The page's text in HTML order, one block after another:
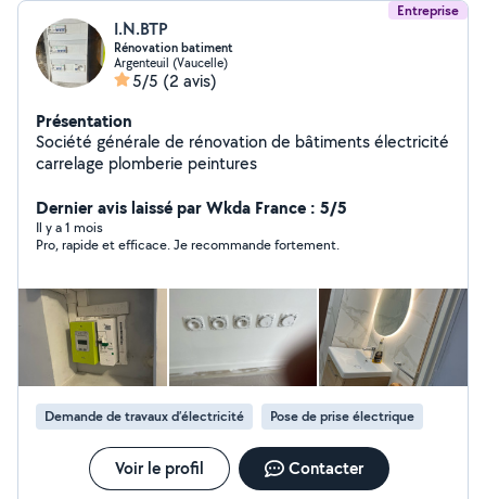
Entreprise
I.N.BTP
Rénovation batiment
Argenteuil (Vaucelle)
5/5 (2 avis)
Présentation
Société générale de rénovation de bâtiments électricité
carrelage plomberie peintures
Dernier avis laissé par Wkda France : 5/5
Il y a 1 mois
Pro, rapide et efficace. Je recommande fortement.
Demande de travaux d’électricité Pose de prise électrique
Voir le profil Contacter